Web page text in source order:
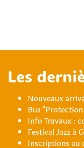
Les
Nouveaux
Bus
Info Travaux :
Festival Jazz à
Inscriptions au